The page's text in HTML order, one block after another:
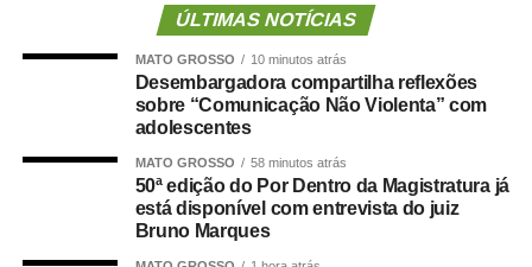
Para o empresário, a alteração não representa apenas
uma mudança na composição eleitoral, mas uma quebra
de compromisso.
“Não se trata apenas de uma mudança de candidatura.
Segundo Maluf, sua participação na chapa não nasceu
de uma negociação informal. Ele afirmou que aceitou o
convite depois de uma decisão política que, inclusive, foi
ÚLTIMAS NOTÍCIAS
MATO GROSSO 10 minutos atrás
Desembargadora compartilha reflexões
sobre “Comunicação Não Violenta” com
adolescentes
MATO GROSSO 58 minutos atrás
50ª edição do Por Dentro da Magistratura já
está disponível com entrevista do juiz
Bruno Marques